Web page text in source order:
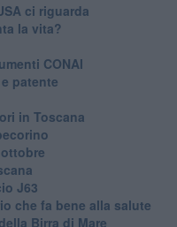
ci riguarda
la vita?
CONAI
patente
in Toscana
J63
che fa bene alla salute
Birra di Mare